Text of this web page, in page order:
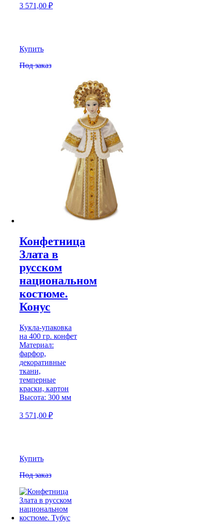
3 571,00 ₽
Купить
Под заказ
Конфетница
Злата в
русском
национальном
костюме.
Конус
Кукла-упаковка
на 400 гр. конфет
Материал:
фарфор,
декоративные
ткани,
темперные
краски, картон
Высота: 300 мм
3 571,00 ₽
Купить
Под заказ